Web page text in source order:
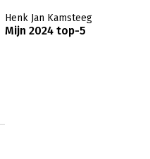
Henk Jan Kamsteeg
Mijn 2024 top-5